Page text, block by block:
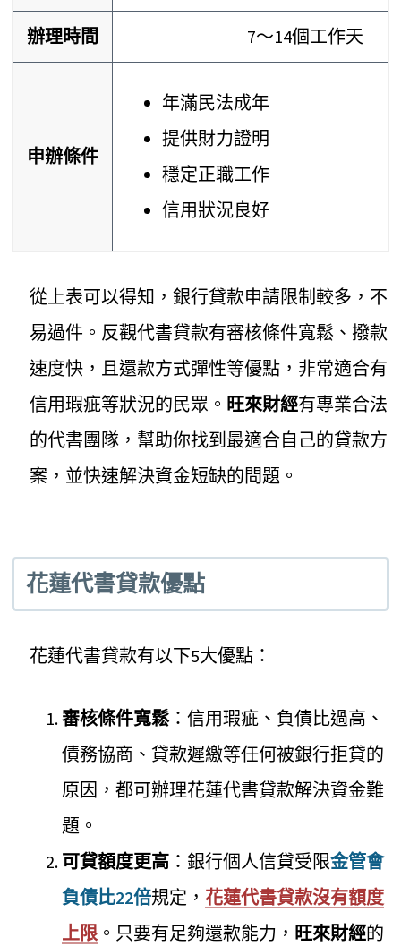
辦理時間 7～14個工作天
申辦條件
年滿民法成年
提供財力證明
穩定正職工作
信用狀況良好
從上表可以得知，銀行貸款申請限制較多，不
易過件。反觀代書貸款有審核條件寬鬆、撥款
速度快，且還款方式彈性等優點，非常適合有
信用瑕疵等狀況的民眾。 旺來財經有專業合法
的代書團隊，幫助你找到最適合自己的貸款方
案，並快速解決資金短缺的問題。
花蓮代書貸款優點
花蓮代書貸款有以下5大優點：
審核條件寬鬆：信用瑕疵、負債比過高、
債務協商、貸款遲繳等任何被銀行拒貸的
原因，都可辦理花蓮代書貸款解決資金難
題。
可貸額度更高 ：銀行個人信貸受限金管會
負債比22倍規定，花蓮代書貸款沒有額度
上限。只要有足夠還款能力， 旺來財經的